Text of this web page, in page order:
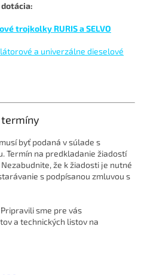
trojkolky RURIS a SELVO
a univerzálne dieselové
byť podaná v súlade s
Termín na predkladanie žiadostí
Nezabudnite, že k žiadosti je nutné
s podpísanou zmluvou s
Pripravili sme pre vás
a technických listov na